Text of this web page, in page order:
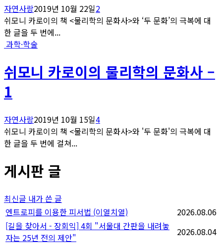
자연사랑2019년 10월 22일2
쉬모니 카로이의 책 <물리학의 문화사>와 ‘두 문화’의 극복에 대
한 글을 두 번에...
과학·학술
쉬모니 카로이의 물리학의 문화사 –
1
자연사랑2019년 10월 15일4
쉬모니 카로이의 책 <물리학의 문화사>와 '두 문화'의 극복에 대
한 글을 두 번에 걸쳐...
게시판 글
최신글 내가 쓴 글
엔트로피를 이용한 피서법 (이열치열)
2026.08.06
[길을 찾아서 - 장회익] 4회 "서울대 간판을 내려놓
자는 25년 전의 제안"
2026.08.04